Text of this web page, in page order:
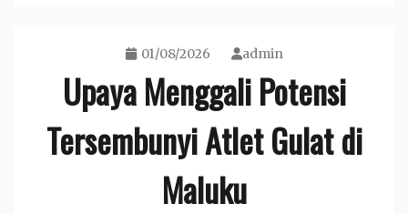
01/08/2026 admin
Upaya Menggali Potensi
Tersembunyi Atlet Gulat di
Maluku